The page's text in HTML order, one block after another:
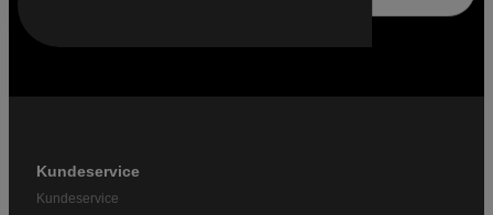
Kundeservice
Kundeservice